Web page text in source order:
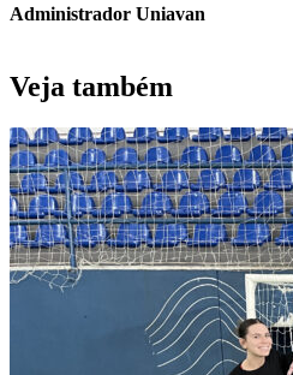
Administrador Uniavan
Veja também